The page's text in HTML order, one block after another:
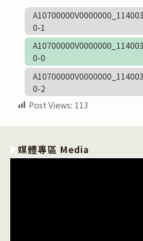
0-1
0-0
0-2
Post Views: 113
媒體專區 Media